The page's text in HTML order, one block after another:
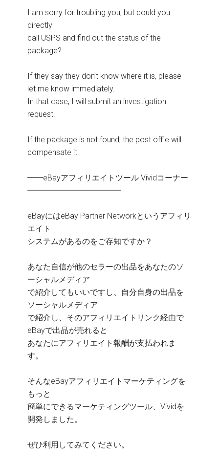
I am sorry for troubling you, but could you
directly
call USPS and find out the status of the
package?
If they say they don’t know where it is, please
let me know immediately.
In that case, I will submit an investigation
request.
If the package is not found, the post offie will
compensate it.
━━eBayアフィリエイトツール Vividコーナー
━━━━━━━━━━━━
eBayにはeBay Partner Networkというアフィリ
エイト
システムがあるのをご存知ですか？
あなた自信が他のセラーの出品をあなたのソ
ーシャルメディア
で紹介してもいいですし、自分自身の出品を
ソーシャルメディア
で紹介し、そのアフィリエイトリンク経由で
eBayで出品が売れると
あなたにアフィリエイト報酬が支払われま
す。
そんなeBayアフィリエイトマーケティングを
もっと
簡単にできるマーケティングツール、Vividを
開発しました。
ぜひ利用してみてください。